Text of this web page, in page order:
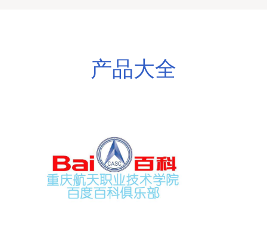
产品大全